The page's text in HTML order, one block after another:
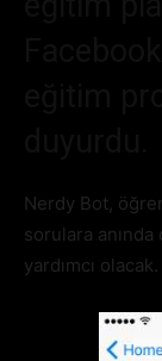
Nerdy Bot,
sorulara
yardımcı olacak.